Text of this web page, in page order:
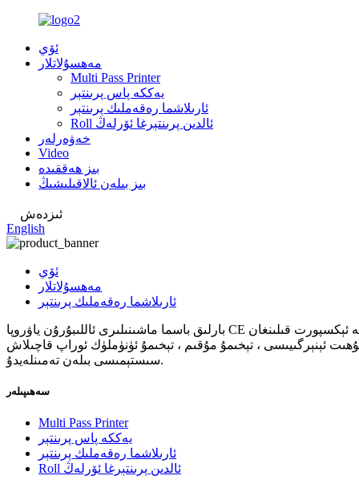
ئۆي
مەھسۇلاتلار
Multi Pass Printer
يەككە پاس پرىنتېر
ئارىلاشما رەقەملىك پرىنتېر
Roll ئالدىن پرىنتېرغا ئۆرلەڭ
خەۋەرلەر
Video
بىز ھەققىدە
بىز بىلەن ئالاقىلىشىڭ
ئىزدەش
English
ئۆي
مەھسۇلاتلار
ئارىلاشما رەقەملىك پرىنتېر
بارلىق باسما ماشىنىلىرى ئاللىبۇرۇن ياۋروپا CE گۇۋاھنامىسىدىن ئۆتۈپ ، شەرقىي جەنۇبىي ئاسىيا ، ئوتتۇرا شەرق ، لاتىن ئامېرىكىسى ، ياۋروپا ۋە باشقا دۆلەتلەرگە ئېكسپورت قىلىنغان! Wonder خېرىدارلارنىڭ
ئېنېرگىيىسى ، تېخىمۇ مۇقىم ، تېخىمۇ ئۈنۈملۈك ئوراپ قاچىلاش
سىستېمىسى بىلەن تەمىنلەيدۇ.
سەھىپىلەر
Multi Pass Printer
يەككە پاس پرىنتېر
ئارىلاشما رەقەملىك پرىنتېر
Roll ئالدىن پرىنتېرغا ئۆرلەڭ